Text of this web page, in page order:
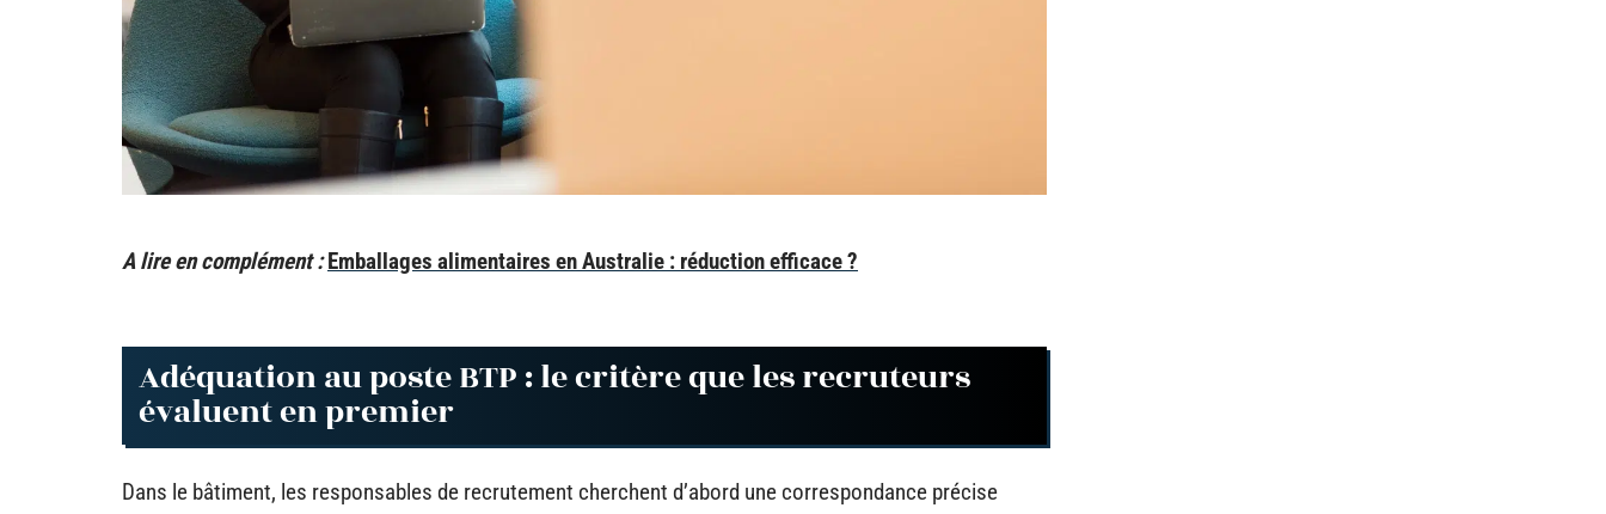
A lire en complément : Emballages alimentaires en Australie : réduction efficace ?
Adéquation au poste BTP : le critère que les recruteurs
évaluent en premier
Dans le bâtiment, les responsables de recrutement cherchent d’abord une correspondance précise